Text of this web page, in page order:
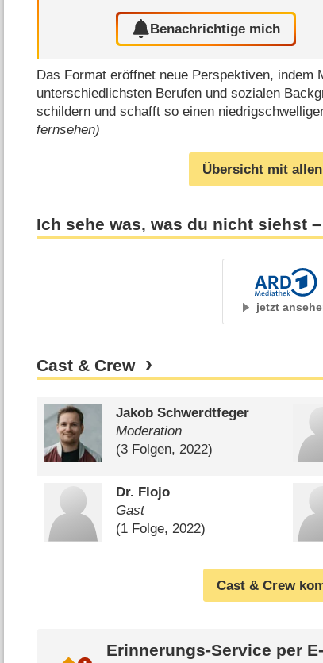
Benachrichtige mich
Das Format eröffnet neue Perspektiven, indem
unterschiedlichsten Berufen und sozialen
schildern und schafft so einen
fernsehen)
Übersicht mit
Ich sehe was, was du nicht siehst
jetzt
Cast & Crew
Jakob Schwerdtfeger
Moderation
(3 Folgen, 2022)
Dr. Flojo
Gast
(1 Folge, 2022)
Cast & Crew
Erinnerungs-Service per